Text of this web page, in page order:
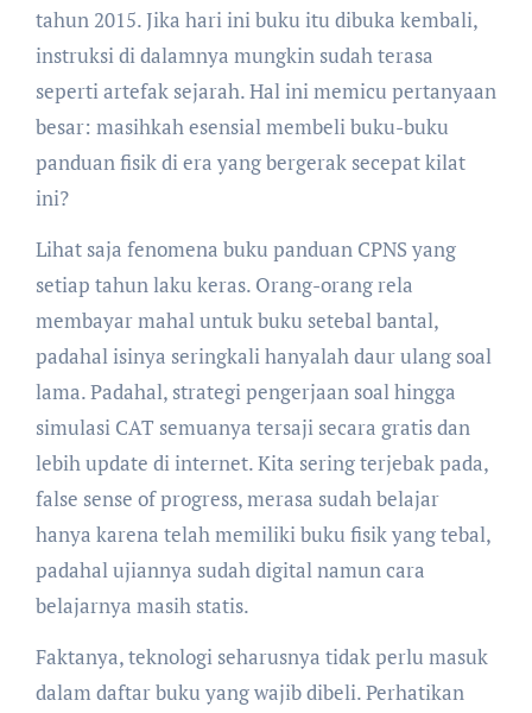
tahun 2015. Jika hari ini buku itu dibuka kembali,
instruksi di dalamnya mungkin sudah terasa
seperti artefak sejarah. Hal ini memicu pertanyaan
besar: masihkah esensial membeli buku-buku
panduan fisik di era yang bergerak secepat kilat
ini?
Lihat saja fenomena buku panduan CPNS yang
setiap tahun laku keras. Orang-orang rela
membayar mahal untuk buku setebal bantal,
padahal isinya seringkali hanyalah daur ulang soal
lama. Padahal, strategi pengerjaan soal hingga
simulasi CAT semuanya tersaji secara gratis dan
lebih update di internet. Kita sering terjebak pada,
false sense of progress, merasa sudah belajar
hanya karena telah memiliki buku fisik yang tebal,
padahal ujiannya sudah digital namun cara
belajarnya masih statis.
Faktanya, teknologi seharusnya tidak perlu masuk
dalam daftar buku yang wajib dibeli. Perhatikan